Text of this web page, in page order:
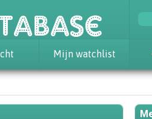
Mijn watchlist